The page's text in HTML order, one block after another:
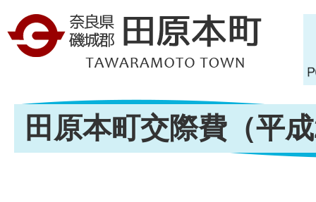
田原本町交際費（平